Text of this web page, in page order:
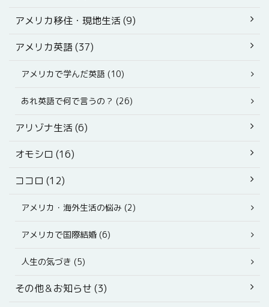
アメリカ移住・現地生活 (9)
アメリカ英語 (37)
アメリカで学んだ英語 (10)
あれ英語で何で言うの？ (26)
アリゾナ生活 (6)
オモシロ (16)
ココロ (12)
アメリカ・海外生活の悩み (2)
アメリカで国際結婚 (6)
人生の気づき (5)
その他＆お知らせ (3)